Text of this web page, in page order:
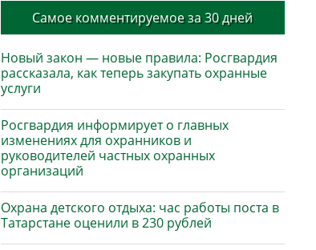
Самое комментируемое за 30 дней
Новый закон — новые правила: Росгвардия
рассказала, как теперь закупать охранные
услуги
Росгвардия информирует о главных
изменениях для охранников и
руководителей частных охранных
организаций
Охрана детского отдыха: час работы поста в
Татарстане оценили в 230 рублей